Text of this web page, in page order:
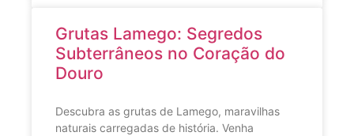
Grutas Lamego: Segredos
Subterrâneos no Coração do
Douro
Descubra as grutas de Lamego, maravilhas
naturais carregadas de história. Venha